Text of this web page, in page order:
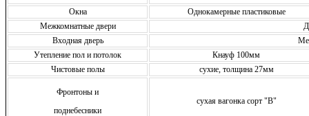
Окна
Однокамерные пластиковые
Межкомнатные двери
Входная дверь
Утепление пол и потолок
Кнауф 100мм
Чистовые полы
сухие, толщина 27мм
Фронтоны и
поднебесники
сухая вагонка сорт "В"